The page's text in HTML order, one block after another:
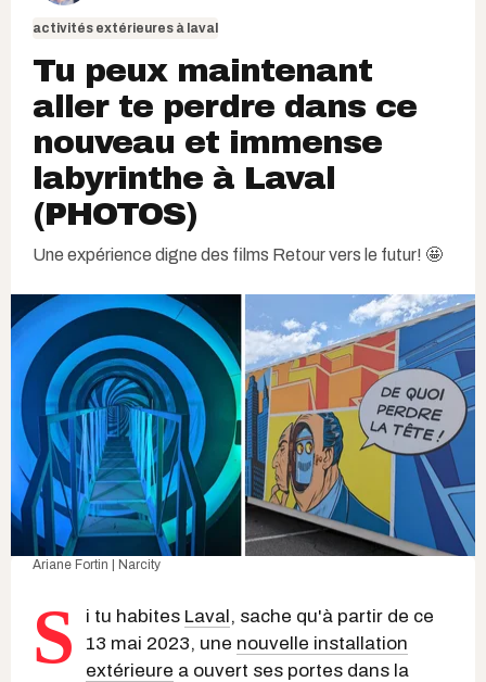
activités extérieures à laval
Tu peux maintenant
aller te perdre dans ce
nouveau et immense
labyrinthe à Laval
(PHOTOS)
Une expérience digne des films Retour vers le futur! 🤩
Ariane Fortin | Narcity
S i tu habites Laval, sache qu'à partir de ce
13 mai 2023, une nouvelle installation
extérieure a ouvert ses portes dans la